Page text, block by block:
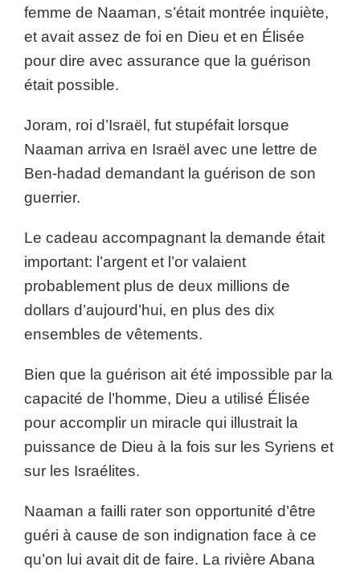
femme de Naaman, s’était montrée inquiète,
et avait assez de foi en Dieu et en Élisée
pour dire avec assurance que la guérison
était possible.
Joram, roi d’Israël, fut stupéfait lorsque
Naaman arriva en Israël avec une lettre de
Ben-hadad demandant la guérison de son
guerrier.
Le cadeau accompagnant la demande était
important: l’argent et l’or valaient
probablement plus de deux millions de
dollars d’aujourd’hui, en plus des dix
ensembles de vêtements.
Bien que la guérison ait été impossible par la
capacité de l’homme, Dieu a utilisé Élisée
pour accomplir un miracle qui illustrait la
puissance de Dieu à la fois sur les Syriens et
sur les Israélites.
Naaman a failli rater son opportunité d’être
guéri à cause de son indignation face à ce
qu’on lui avait dit de faire. La rivière Abana